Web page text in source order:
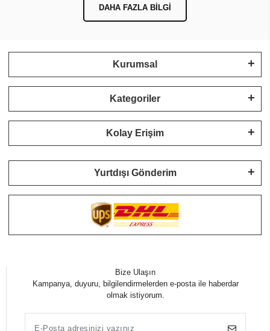
DAHA FAZLA BILGI
Kurumsal
Kategoriler
Kolay Erişim
Yurtdışı Gönderim
Bize Ulaşın
Kampanya, duyuru, bilgilendirmelerden e-posta ile haberdar
olmak istiyorum.